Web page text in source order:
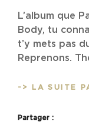
L’album que
Body, tu
t’y mets pas
Reprenons.
-> LA SUITE
Partager :